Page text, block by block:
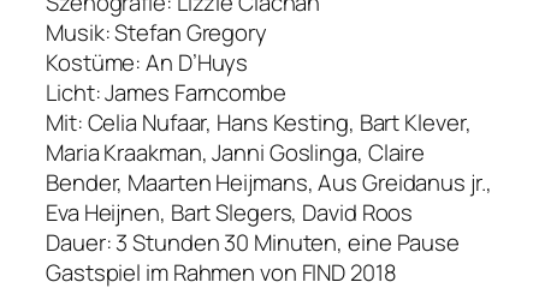
Musik: Stefan Gregory
Kostüme: An D’Huys
Licht: James Farncombe
Mit: Celia Nufaar, Hans Kesting, Bart Klever,
Maria Kraakman, Janni Goslinga, Claire
Bender, Maarten Heijmans, Aus Greidanus jr.,
Eva Heijnen, Bart Slegers, David Roos
Dauer: 3 Stunden 30 Minuten, eine Pause
Gastspiel im Rahmen von FIND 2018